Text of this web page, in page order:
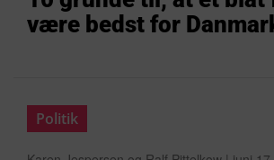
være bedst for
Politik